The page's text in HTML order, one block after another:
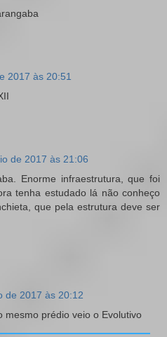
2017 às 20:51
de 2017 às 21:06
Enorme infraestrutura, que foi
tenha estudado lá não conheço
que pela estrutura deve ser
de 2017 às 20:12
mesmo prédio veio o Evolutivo